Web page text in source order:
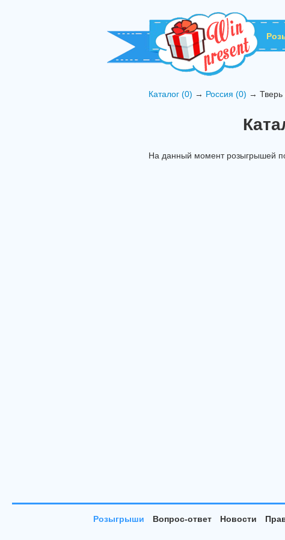
Каталог (0) → Россия (0) → Тверь
На данный момент розыгрышей по
Розыгрыши Вопрос-ответ Новости